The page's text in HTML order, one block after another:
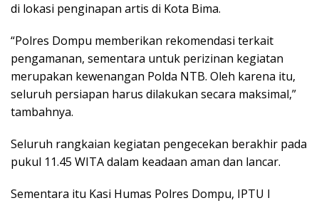
di lokasi penginapan artis di Kota Bima.
“Polres Dompu memberikan rekomendasi terkait
pengamanan, sementara untuk perizinan kegiatan
merupakan kewenangan Polda NTB. Oleh karena itu,
seluruh persiapan harus dilakukan secara maksimal,”
tambahnya.
Seluruh rangkaian kegiatan pengecekan berakhir pada
pukul 11.45 WITA dalam keadaan aman dan lancar.
Sementara itu Kasi Humas Polres Dompu, IPTU I